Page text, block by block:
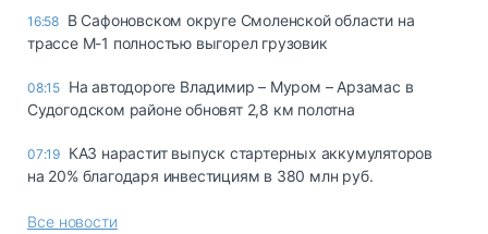
16:58 В Сафоновском округе Смоленской области на
трассе М-1 полностью выгорел грузовик
08:15 На автодороге Владимир – Муром – Арзамас в
Судогодском районе обновят 2,8 км полотна
07:19 КАЗ нарастит выпуск стартерных аккумуляторов
на 20% благодаря инвестициям в 380 млн руб.
Все новости